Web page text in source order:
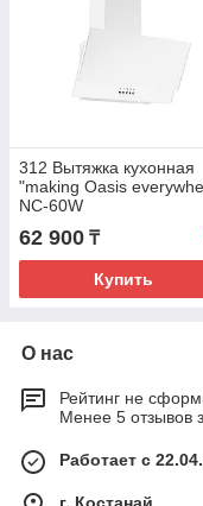
312 Вытяжка кухонная
"making Oasis
NC-60W
62 900 ₸
Купить
О нас
Рейтинг не
Менее 5 отзывов
Работает с